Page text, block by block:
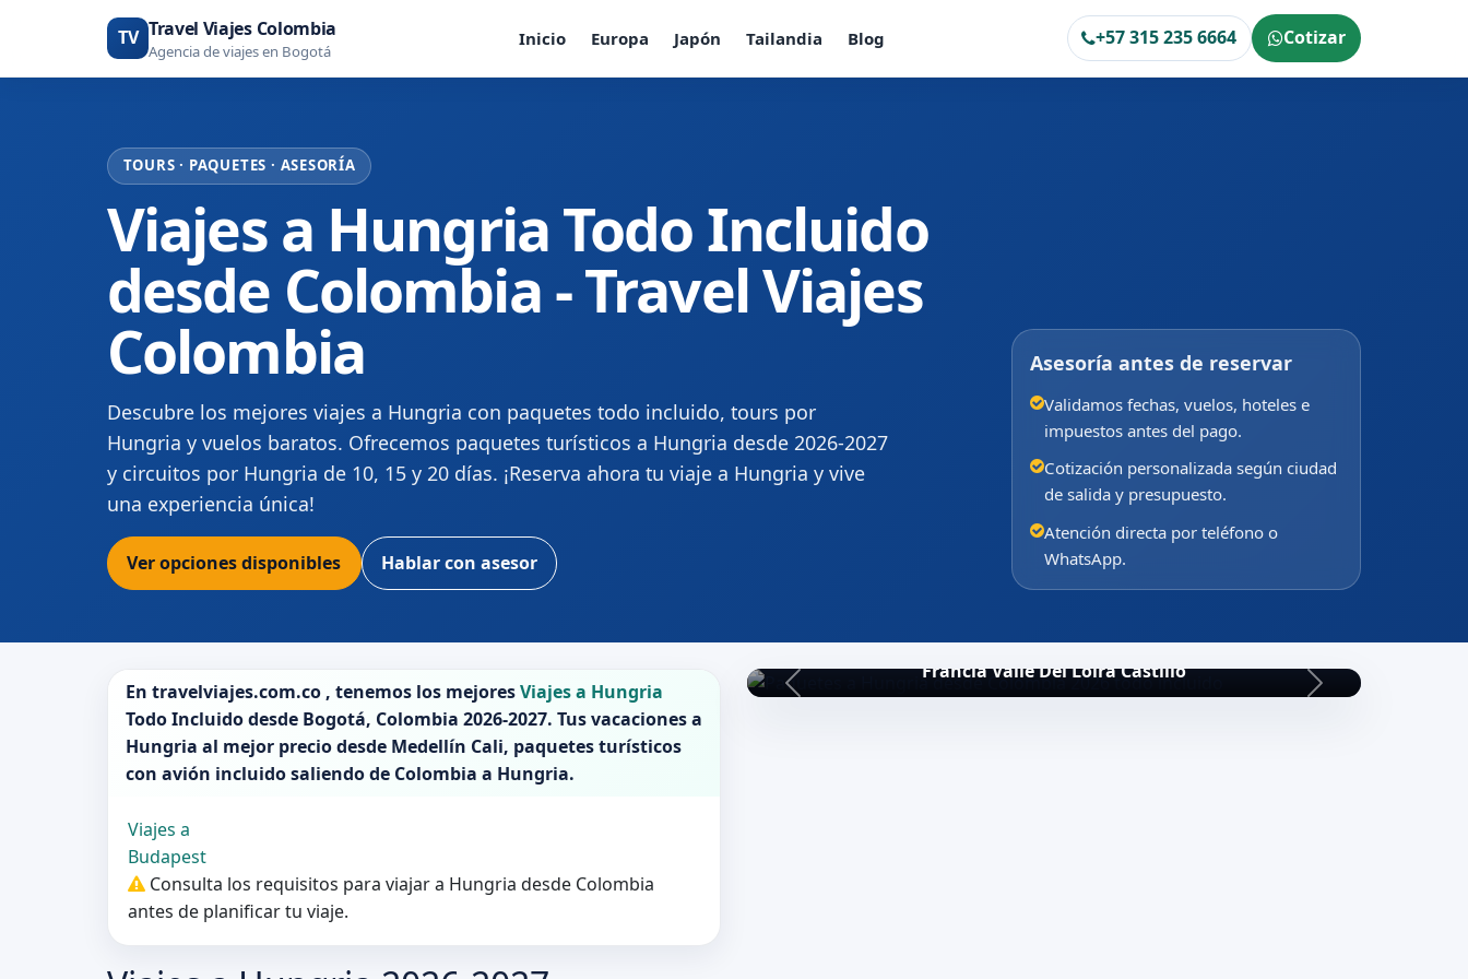
TV Travel Viajes Colombia
Agencia de viajes en Bogotá
Inicio Europa Japón Tailandia Blog +57 315 235 6664 Cotizar
TOURS · PAQUETES · ASESORÍA
Viajes a Hungria Todo Incluido
desde Colombia - Travel Viajes
Colombia
Descubre los mejores viajes a Hungria con paquetes todo incluido, tours por
Hungria y vuelos baratos. Ofrecemos paquetes turísticos a Hungria desde 2026-2027
y circuitos por Hungria de 10, 15 y 20 días. ¡Reserva ahora tu viaje a Hungria y vive
una experiencia única!
Ver opciones disponibles Hablar con asesor
Asesoría antes de reservar
Validamos fechas, vuelos, hoteles e
impuestos antes del pago.
Cotización personalizada según ciudad
de salida y presupuesto.
Atención directa por teléfono o
WhatsApp.
En travelviajes.com.co , tenemos los mejoresViajes a Hungria
Todo Incluido desde Bogotá, Colombia 2026-2027. Tus vacaciones a
Hungria al mejor precio desde Medellín Cali, paquetes turísticos
con avión incluido saliendo de Colombia a Hungria.
Viajes a
Budapest
Consulta los requisitos para viajar a Hungria desde Colombia
antes de planificar tu viaje.
Francia Valle Del Loira Castillo